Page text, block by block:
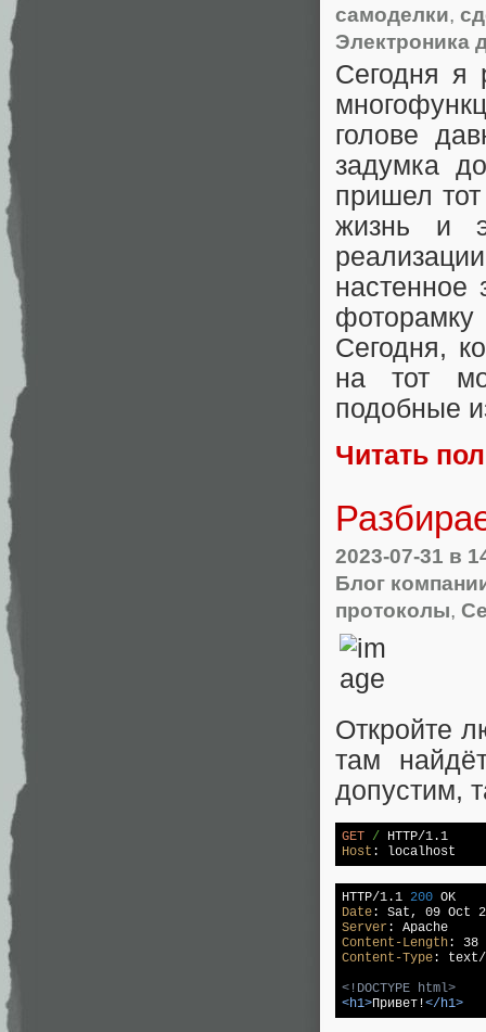
самоделки,
Электроника
Сегодня я
голове
задумка
пришел
жизнь и
настенное
Сегодня,
на тот
подобные
Читать
2023-07-31 в
Блог
протоколы,
Откройте
там
допустим,
GET /
Host : localhost
HTTP/1.1 200
Date
Server
Content-Length
Content-Type: text/
<!DOCTYPE html>
<h1>Привет!</h1>